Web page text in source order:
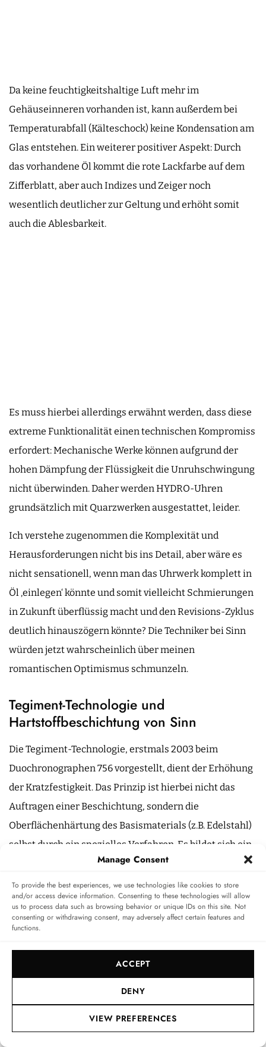
Manage Consent
To provide the best experiences, we use technologies like cookies to store
and/or access device information. Consenting to these technologies will allow
us to process data such as browsing behavior or unique IDs on this site. Not
consenting or withdrawing consent, may adversely affect certain features and
functions.
ACCEPT
DENY
VIEW PREFERENCES
Da keine feuchtigkeitshaltige Luft mehr im
Gehäuseinneren vorhanden ist, kann außerdem bei
Temperaturabfall (Kälteschock) keine Kondensation am
Glas entstehen. Ein weiterer positiver Aspekt: Durch
das vorhandene Öl kommt die rote Lackfarbe auf dem
Zifferblatt, aber auch Indizes und Zeiger noch
wesentlich deutlicher zur Geltung und erhöht somit
auch die Ablesbarkeit.
Es muss hierbei allerdings erwähnt werden, dass diese
extreme Funktionalität einen technischen Kompromiss
erfordert: Mechanische Werke können aufgrund der
hohen Dämpfung der Flüssigkeit die Unruhschwingung
nicht überwinden. Daher werden HYDRO-Uhren
grundsätzlich mit Quarzwerken ausgestattet, leider.
Ich verstehe zugenommen die Komplexität und
Herausforderungen nicht bis ins Detail, aber wäre es
nicht sensationell, wenn man das Uhrwerk komplett in
Öl ‚einlegen‘ könnte und somit vielleicht Schmierungen
in Zukunft überflüssig macht und den Revisions-Zyklus
deutlich hinauszögern könnte? Die Techniker bei Sinn
würden jetzt wahrscheinlich über meinen
romantischen Optimismus schmunzeln.
Tegiment-Technologie und
Hartstoffbeschichtung von Sinn
Die Tegiment-Technologie, erstmals 2003 beim
Duochronographen 756 vorgestellt, dient der Erhöhung
der Kratzfestigkeit. Das Prinzip ist hierbei nicht das
Auftragen einer Beschichtung, sondern die
Oberflächenhärtung des Basismaterials (z.B. Edelstahl)
selbst durch ein spezielles Verfahren. Es bildet sich ein
gehärteter Schutzmantel (lat. tegimentum), dessen
Härtegrad um ein Vielfaches höher ist als die des
Grundmaterials.